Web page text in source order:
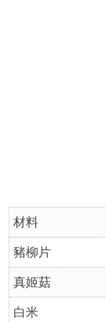
材料
豬柳片
真姬菇
白米